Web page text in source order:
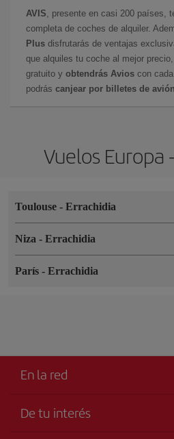
AVIS , presente en casi 200 países,
completa de coches de alquiler.
Plus disfrutarás de ventajas
que alquiles tu coche al mejor
gratuito y obtendrás Avios con
podrás canjear por billetes de
Vuelos Europa
Toulouse - Errachidia
Niza - Errachidia
París - Errachidia
En la red
De tu interés